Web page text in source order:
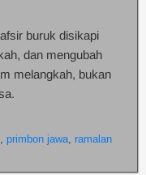
buruk disikapi
dan mengubah
melangkah, bukan
, primbon jawa, ramalan